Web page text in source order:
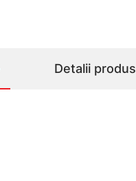
Detalii produs